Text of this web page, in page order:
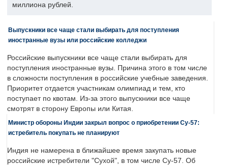
миллиона рублей.
Выпускники все чаще стали выбирать для поступления
иностранные вузы или российские колледжи
Российские выпускники все чаще стали выбирать для
поступления иностранные вузы. Причина этого в том числе
в сложности поступления в российские учебные заведения.
Приоритет отдается участникам олимпиад и тем, кто
поступает по квотам. Из-за этого выпускники все чаще
смотрят в сторону Европы или Китая.
Министр обороны Индии закрыл вопрос о приобретении Су-57:
истребитель покупать не планируют
Индия не намерена в ближайшее время закупать новые
российские истребители "Сухой", в том числе Су-57. Об